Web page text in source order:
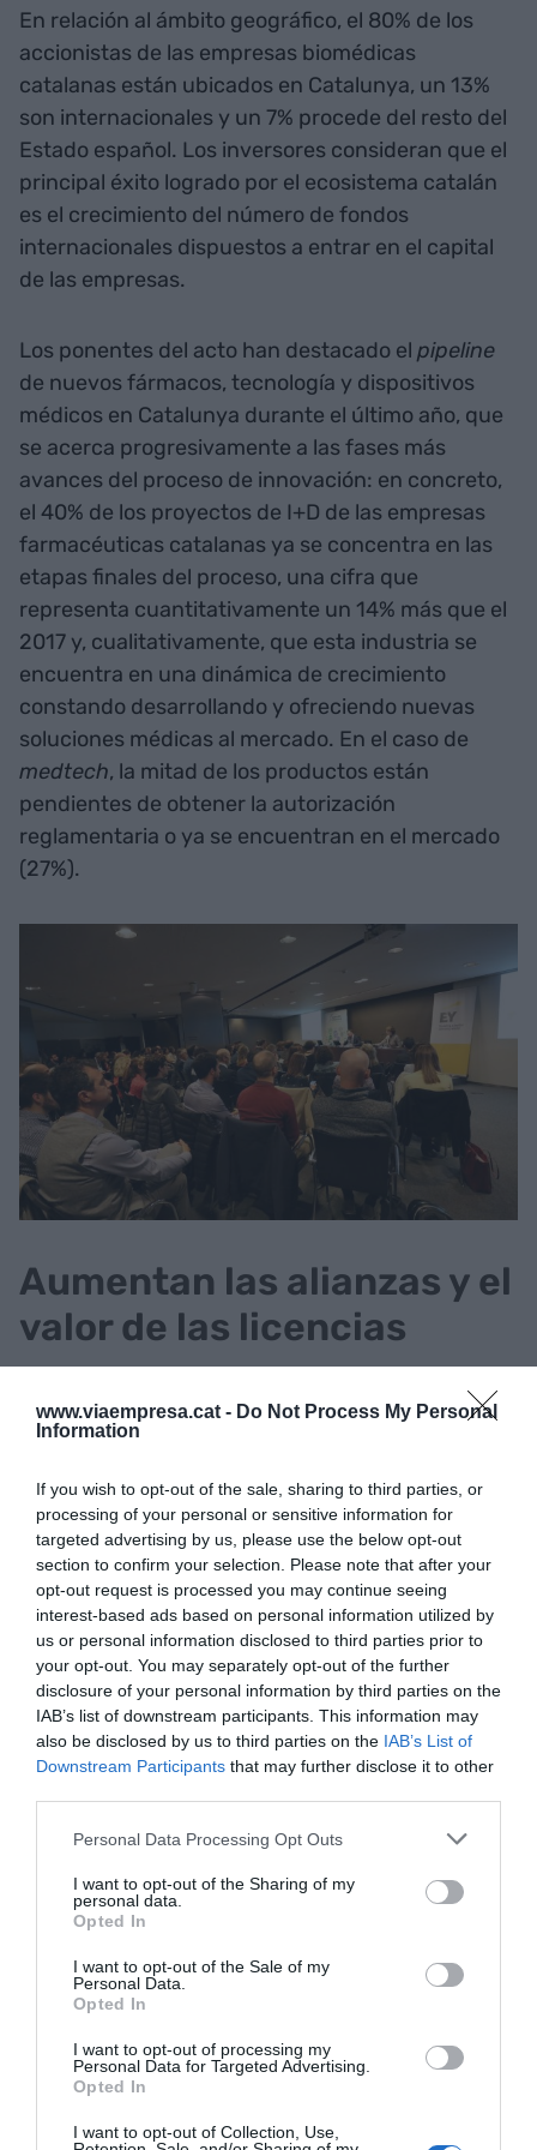
www.viaempresa.cat - Do Not Process My Personal
Information
If you wish to opt-out of the sale, sharing to third parties, or
processing of your personal or sensitive information for
targeted advertising by us, please use the below opt-out
section to confirm your selection. Please note that after your
opt-out request is processed you may continue seeing
interest-based ads based on personal information utilized by
us or personal information disclosed to third parties prior to
your opt-out. You may separately opt-out of the further
disclosure of your personal information by third parties on the
IAB’s list of downstream participants. This information may
also be disclosed by us to third parties on the IAB’s List of
Downstream Participants that may further disclose it to other
Personal Data Processing Opt Outs
I want to opt-out of the Sharing of my
personal data.
Opted In
I want to opt-out of the Sale of my
Personal Data.
Opted In
I want to opt-out of processing my
Personal Data for Targeted Advertising.
Opted In
I want to opt-out of Collection, Use,
En relación al ámbito geográfico, el 80% de los
accionistas de las empresas biomédicas
catalanas están ubicados en Catalunya, un 13%
son internacionales y un 7% procede del resto del
Estado español. Los inversores consideran que el
principal éxito logrado por el ecosistema catalán
es el crecimiento del número de fondos
internacionales dispuestos a entrar en el capital
de las empresas.
Los ponentes del acto han destacado el pipeline
de nuevos fármacos, tecnología y dispositivos
médicos en Catalunya durante el último año, que
se acerca progresivamente a las fases más
avances del proceso de innovación: en concreto,
el 40% de los proyectos de I+D de las empresas
farmacéuticas catalanas ya se concentra en las
etapas finales del proceso, una cifra que
representa cuantitativamente un 14% más que el
2017 y, cualitativamente, que esta industria se
encuentra en una dinámica de crecimiento
constando desarrollando y ofreciendo nuevas
soluciones médicas al mercado. En el caso de
medtech, la mitad de los productos están
pendientes de obtener la autorización
reglamentaria o ya se encuentran en el mercado
(27%).
Aumentan las alianzas y el
valor de las licencias
catalán está dando muestras de un gran
creciente colaboración entre las entidades que
conforman el ecosistema, clave para hacer frente
a los retos que tiene por delante el sector a nivel
global, entre los cuales la digitalización de la salud
juega un papel crucial".
Muestra de esto es el hecho que el 60% de los
grupos farmacéuticos catalanes cuente con
participaciones en startups de biotecnología (44%
internacionales, el 34% ubicadas en Catalunya y
están apostando cada vez más por la innovación
abierta y buscando sinergias estables con los
emprendedores.
El 60% de grupos
farmacéuticos catalanes
invierte en startups para
potenciar su innovación